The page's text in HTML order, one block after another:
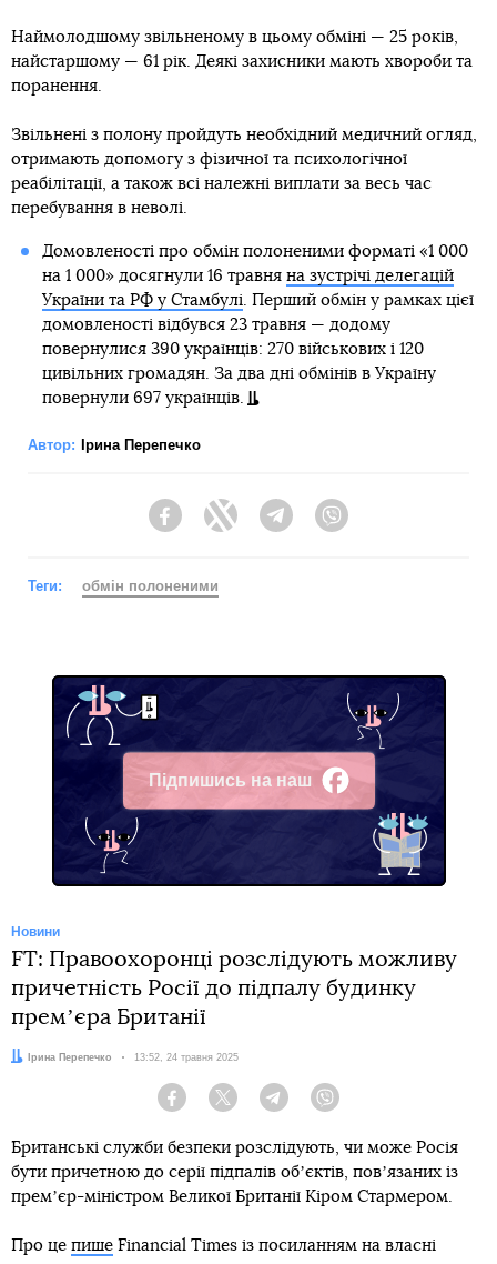
Наймолодшому звільненому в цьому обміні — 25 років,
найстаршому — 61 рік. Деякі захисники мають хвороби та
поранення.
Звільнені з полону пройдуть необхідний медичний огляд,
отримають допомогу з фізичної та психологічної
реабілітації, а також всі належні виплати за весь час
перебування в неволі.
Домовленості про обмін полоненими форматі «1 000
на 1 000» досягнули 16 травня на зустрічі делегацій
України та РФ у Стамбулі. Перший обмін у рамках цієї
домовленості відбувся 23 травня — додому
повернулися 390 українців: 270 військових і 120
цивільних громадян. За два дні обмінів в Україну
повернули 697 українців.
Автор: Ірина Перепечко
FacebookTwitter Telegram
Теги: обмін полоненими
Підпишись на наш
Facebook
Новини
FT: Правоохоронці розслідують можливу
причетність Росії до підпалу будинку
премʼєра Британії
Автор:Ірина Перепечко Дата:
13:52, 24 травня 2025
Facebook Twitter Telegram
Британські служби безпеки розслідують, чи може Росія
бути причетною до серії підпалів обʼєктів, повʼязаних із
премʼєр-міністром Великої Британії Кіром Стармером.
Про це пише Financial Times із посиланням на власні